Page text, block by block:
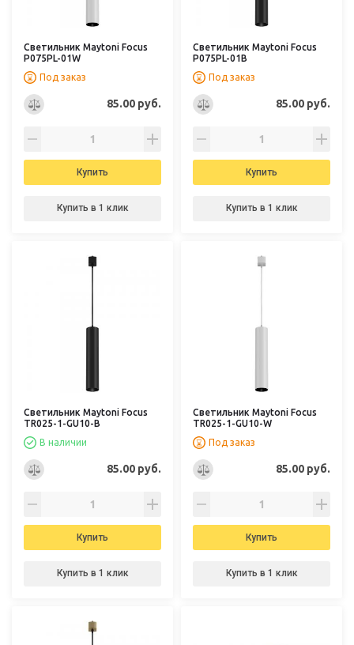
Светильник Maytoni Focus
P075PL-01W
Под заказ
85.00 руб.
Купить
Купить в 1 клик
Светильник Maytoni Focus
P075PL-01B
Под заказ
85.00 руб.
Купить
Купить в 1 клик
Светильник Maytoni Focus
TR025-1-GU10-B
В наличии
85.00 руб.
Купить
Купить в 1 клик
Светильник Maytoni Focus
TR025-1-GU10-W
Под заказ
85.00 руб.
Купить
Купить в 1 клик